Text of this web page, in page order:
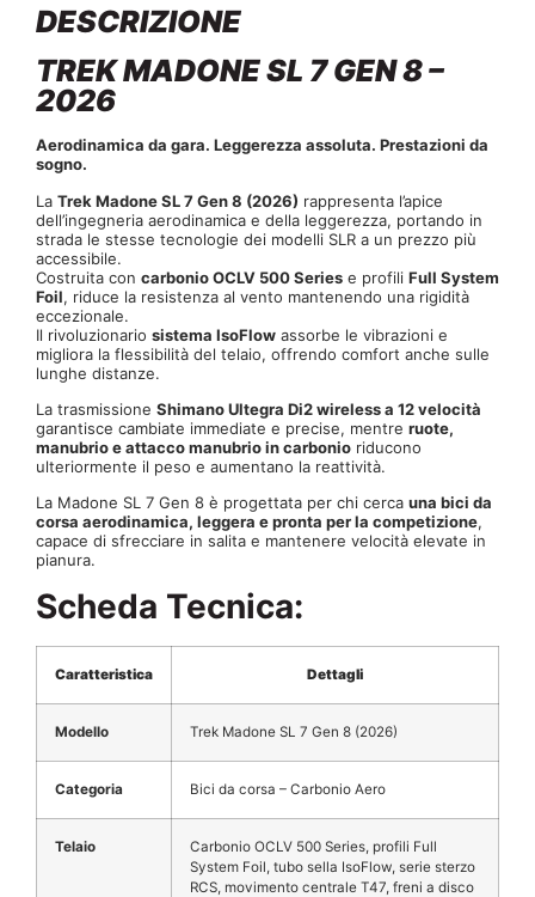
DESCRIZIONE
TREK MADONE SL 7 GEN 8 –
2026
Aerodinamica da gara. Leggerezza assoluta. Prestazioni da
sogno.
La Trek Madone SL 7 Gen 8 (2026) rappresenta l’apice
dell’ingegneria aerodinamica e della leggerezza, portando in
strada le stesse tecnologie dei modelli SLR a un prezzo più
accessibile.
Costruita con carbonio OCLV 500 Series e profili Full System
Foil, riduce la resistenza al vento mantenendo una rigidità
eccezionale.
Il rivoluzionario sistema IsoFlow assorbe le vibrazioni e
migliora la flessibilità del telaio, offrendo comfort anche sulle
lunghe distanze.
La trasmissione Shimano Ultegra Di2 wireless a 12 velocità
garantisce cambiate immediate e precise, mentre ruote,
manubrio e attacco manubrio in carbonio riducono
ulteriormente il peso e aumentano la reattività.
La Madone SL 7 Gen 8 è progettata per chi cerca una bici da
corsa aerodinamica, leggera e pronta per la competizione,
capace di sfrecciare in salita e mantenere velocità elevate in
pianura.
Scheda Tecnica:
Caratteristica Dettagli
Modello Trek Madone SL 7 Gen 8 (2026)
Categoria Bici da corsa – Carbonio Aero
Telaio
Carbonio OCLV 500 Series, profili Full
System Foil, tubo sella IsoFlow, serie sterzo
RCS, movimento centrale T47, freni a disco